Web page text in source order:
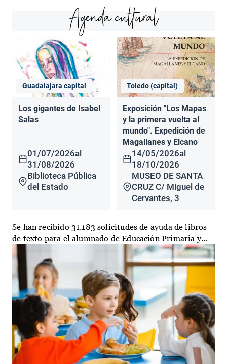
Agenda cultural
Guadalajara capital
Los gigantes de Isabel
Salas
01/07/2026al
31/08/2026
Biblioteca Pública
del Estado
Toledo (capital)
Exposición "Los Mapas
y la primera vuelta al
mundo". Expedición de
Magallanes y Elcano
14/05/2026al
18/10/2026
MUSEO DE SANTA
CRUZ C/ Miguel de
Cervantes, 3
Se han recibido 31.183 solicitudes de ayuda de libros
de texto para el alumnado de Educación Primaria y...